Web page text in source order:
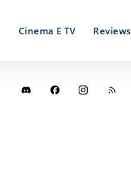
Cinema E TV Reviews